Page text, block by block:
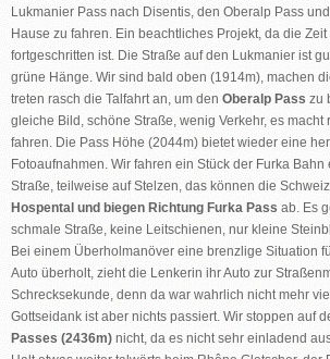
Lukmanier Pass nach Disentis, den Oberalp Pass
Hause zu fahren. Ein beachtliches Projekt, da die
fortgeschritten ist. Die Straße auf den Lukmanier ist
grüne Hänge. Wir sind bald oben (1914m), machen
treten rasch die Talfahrt an, um den Oberalp Pass zu
gleiche Bild, schöne Straße, wenig Verkehr, es macht
fahren. Die Pass Höhe (2044m) bietet wieder eine
Fotoaufnahmen. Wir fahren ein Stück der Furka
Straße, teilweise auf Stelzen, das können die
Hospental und biegen Richtung Furka Pass ab. Es
schmale Straße, keine Leitschienen, nur kleine
Bei einem Überholmanöver eine brenzlige Situation
Auto überholt, zieht die Lenkerin ihr Auto zur
Schrecksekunde, denn da war wahrlich nicht mehr
Gottseidank ist aber nichts passiert. Wir stoppen auf
Passes (2436m) nicht, da es nicht sehr einladend